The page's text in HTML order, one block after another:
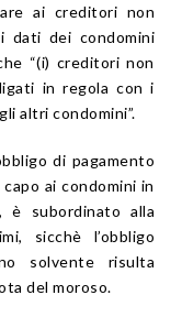
ai creditori non
dati dei condomini
“(i) creditori non
in regola con i
altri condomini”.
di pagamento
ai condomini in
è subordinato alla
sicchè l’obbligo
solvente risulta
del moroso.